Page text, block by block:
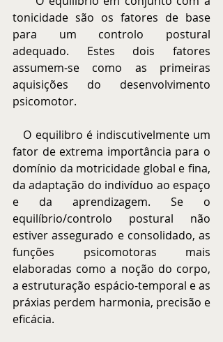
tonicidade são os fatores de base
para um controlo postural
adequado. Estes dois fatores
assumem-se como as primeiras
aquisições do desenvolvimento
psicomotor.
fator de extrema importância para o
domínio da motricidade global e fina,
da adaptação do indivíduo ao espaço
e da aprendizagem. Se o
equilíbrio/controlo postural não
estiver assegurado e consolidado, as
funções psicomotoras mais
elaboradas como a noção do corpo,
a estruturação espácio-temporal e as
práxias perdem harmonia, precisão e
eficácia.